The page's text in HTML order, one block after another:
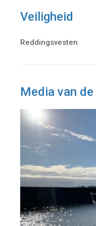
Veiligheid
Reddingsvesten
Media van